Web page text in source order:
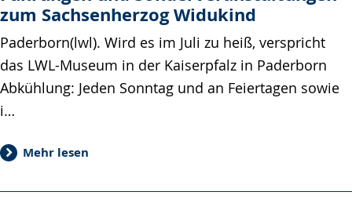
zum Sachsenherzog Widukind
Paderborn(lwl). Wird es im Juli zu heiß, verspricht
das LWL-Museum in der Kaiserpfalz in Paderborn
Abkühlung: Jeden Sonntag und an Feiertagen sowie
i…
Mehr lesen